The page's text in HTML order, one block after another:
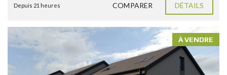
Depuis 21 heures COMPARER DÉTAILS
À VENDRE